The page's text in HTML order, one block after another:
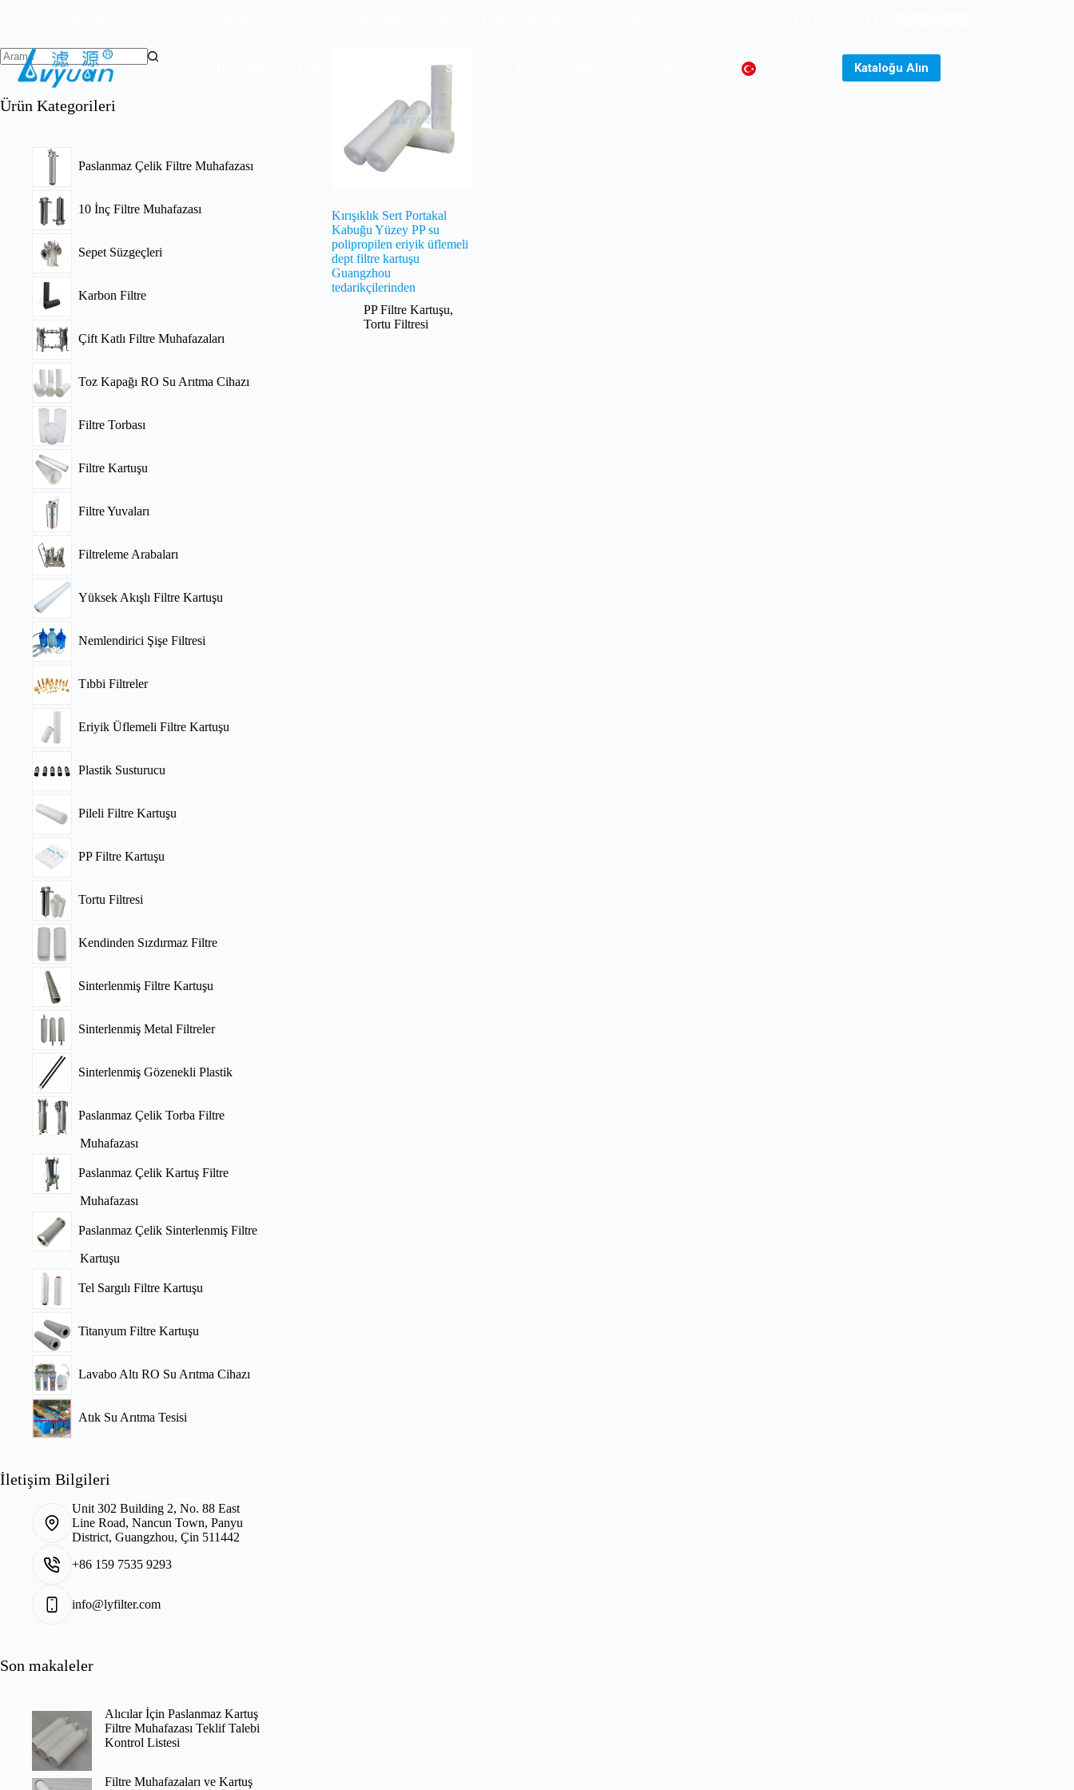
SSS Kataloğu Alın
Kırışıklık Sert Portakal
Kabuğu Yüzey PP su
polipropilen eriyik üflemeli
dept filtre kartuşu
Guangzhou
tedarikçilerinden
PP Filtre Kartuşu,
Tortu Filtresi
Ürün Kategorileri
Paslanmaz Çelik Filtre Muhafazası
10 İnç Filtre Muhafazası
Sepet Süzgeçleri
Karbon Filtre
Çift Katlı Filtre Muhafazaları
Toz Kapağı RO Su Arıtma Cihazı
Filtre Torbası
Filtre Kartuşu
Filtre Yuvaları
Filtreleme Arabaları
Yüksek Akışlı Filtre Kartuşu
Nemlendirici Şişe Filtresi
Tıbbi Filtreler
Eriyik Üflemeli Filtre Kartuşu
Plastik Susturucu
Pileli Filtre Kartuşu
PP Filtre Kartuşu
Tortu Filtresi
Kendinden Sızdırmaz Filtre
Sinterlenmiş Filtre Kartuşu
Sinterlenmiş Metal Filtreler
Sinterlenmiş Gözenekli Plastik
Paslanmaz Çelik Torba Filtre
Muhafazası
Paslanmaz Çelik Kartuş Filtre
Muhafazası
Paslanmaz Çelik Sinterlenmiş Filtre
Kartuşu
Tel Sargılı Filtre Kartuşu
Titanyum Filtre Kartuşu
Lavabo Altı RO Su Arıtma Cihazı
Atık Su Arıtma Tesisi
İletişim Bilgileri
Unit 302 Building 2, No. 88 East
Line Road, Nancun Town, Panyu
District, Guangzhou, Çin 511442
+86 159 7535 9293
info@lyfilter.com
Son makaleler
Alıcılar İçin Paslanmaz Kartuş
Filtre Muhafazası Teklif Talebi
Kontrol Listesi
Filtre Muhafazaları ve Kartuş